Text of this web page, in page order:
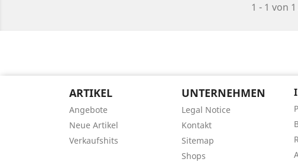
1 - 1 von
ARTIKEL
Angebote
Neue Artikel
Verkaufshits
UNTERNEHMEN
Legal Notice
Kontakt
Sitemap
Shops